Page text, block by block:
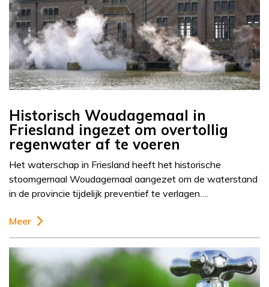
Historisch Woudagemaal in
Friesland ingezet om overtollig
regenwater af te voeren
Het waterschap in Friesland heeft het historische
stoomgemaal Woudagemaal aangezet om de waterstand
in de provincie tijdelijk preventief te verlagen….
Meer